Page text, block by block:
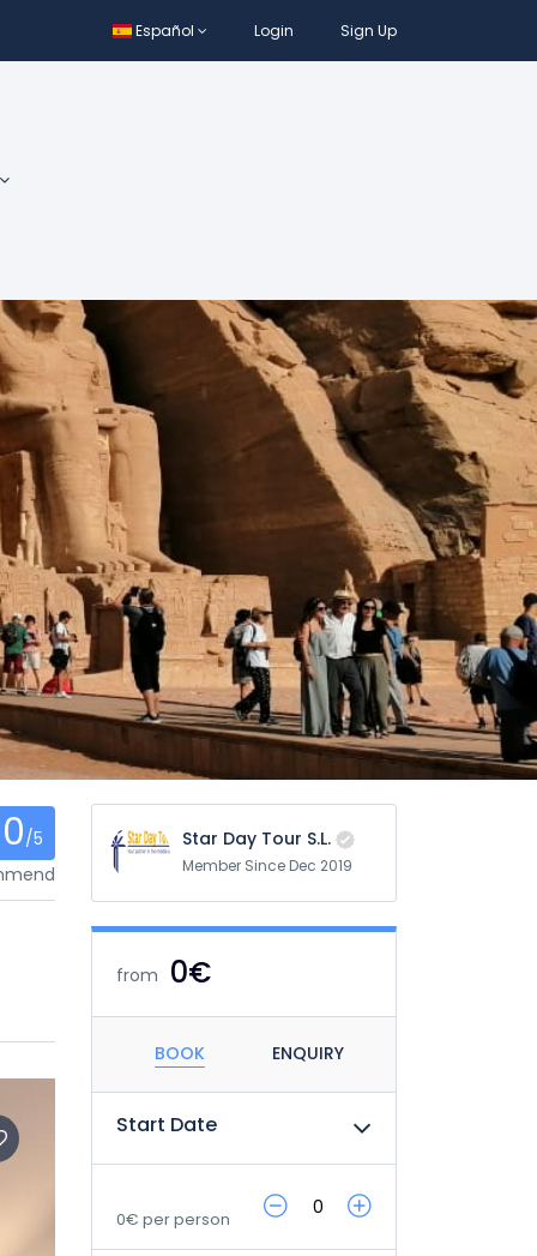
Español Login Sign Up
0/5
Star Day Tour S.L.
Member Since Dec 2019
from 0€
BOOK ENQUIRY
Start Date
0€ per person